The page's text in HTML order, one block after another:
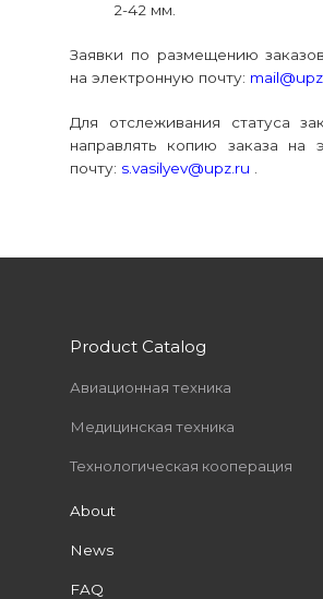
2-42 мм.
Заявки по размещению
на электронную почту:
Для отслеживания статуса
направлять копию заказа на
почту: s.vasilyev@upz.ru
Product Catalog
Авиационная техника
Медицинская техника
Технологическая кооперация
About
News
FAQ